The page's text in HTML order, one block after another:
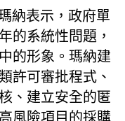
納表示，政府單
的系統性問題，
的形象。瑪納建
許可審批程式、
、建立安全的匿
風險項目的採購